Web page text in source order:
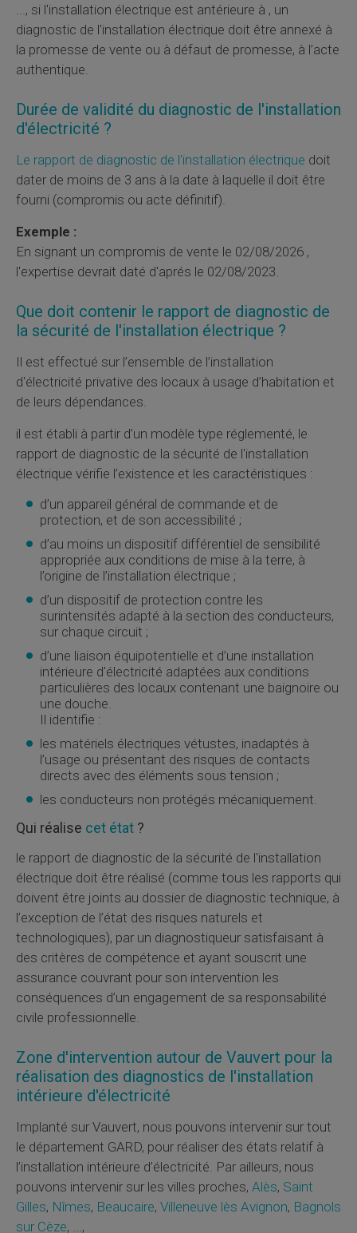
..., si l'installation électrique est antérieure à , un
diagnostic de l'installation électrique doit être annexé à
la promesse de vente ou à défaut de promesse, à l’acte
authentique.
Durée de validité du diagnostic de l'installation
d'électricité ?
Le rapport de diagnostic de l'installation électrique doit
dater de moins de 3 ans à la date à laquelle il doit être
fourni (compromis ou acte définitif).
Exemple :
En signant un compromis de vente le 02/08/2026 ,
l'expertise devrait daté d'aprés le 02/08/2023.
Que doit contenir le rapport de diagnostic de
la sécurité de l'installation électrique ?
Il est effectué sur l’ensemble de l’installation
d'électricité privative des locaux à usage d’habitation et
de leurs dépendances.
il est établi à partir d’un modèle type réglementé, le
rapport de diagnostic de la sécurité de l'installation
électrique vérifie l’existence et les caractéristiques :
d’un appareil général de commande et de
protection, et de son accessibilité ;
d’au moins un dispositif différentiel de sensibilité
appropriée aux conditions de mise à la terre, à
l’origine de l’installation électrique ;
d’un dispositif de protection contre les
surintensités adapté à la section des conducteurs,
sur chaque circuit ;
d’une liaison équipotentielle et d’une installation
intérieure d'électricité adaptées aux conditions
particulières des locaux contenant une baignoire ou
une douche.
Il identifie :
les matériels électriques vétustes, inadaptés à
l’usage ou présentant des risques de contacts
directs avec des éléments sous tension ;
les conducteurs non protégés mécaniquement.
Qui réalise cet état ?
le rapport de diagnostic de la sécurité de l'installation
électrique doit être réalisé (comme tous les rapports qui
doivent être joints au dossier de diagnostic technique, à
l’exception de l’état des risques naturels et
technologiques), par un diagnostiqueur satisfaisant à
des critères de compétence et ayant souscrit une
assurance couvrant pour son intervention les
conséquences d’un engagement de sa responsabilité
civile professionnelle.
Zone d'intervention autour de Vauvert pour la
réalisation des diagnostics de l'installation
intérieure d'électricité
Implanté sur Vauvert, nous pouvons intervenir sur tout
le département GARD, pour réaliser des états relatif à
l’installation intérieure d’électricité. Par ailleurs, nous
pouvons intervenir sur les villes proches, Alès, Saint
Gilles, Nîmes, Beaucaire, Villeneuve lès Avignon, Bagnols
sur Cèze, ...,